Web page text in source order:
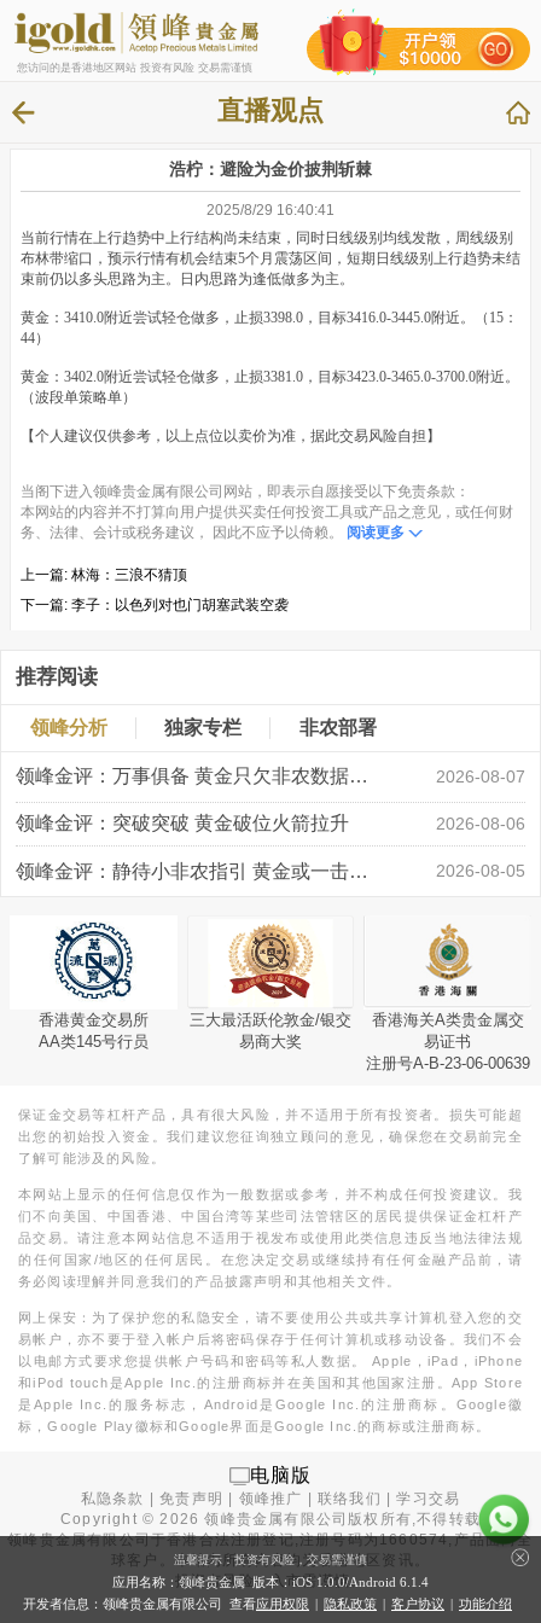
您访问的是香港地区网站 投资有风险 交易需谨慎
直播观点
浩柠：避险为金价披荆斩棘
2025/8/29 16:40:41
当前行情在上行趋势中上行结构尚未结束，同时日线级别均线发散，周线级别
布林带缩口，预示行情有机会结束5个月震荡区间，短期日线级别上行趋势未结
束前仍以多头思路为主。日内思路为逢低做多为主。
黄金：3410.0附近尝试轻仓做多，止损3398.0，目标3416.0-3445.0附近。（15：
44）
黄金：3402.0附近尝试轻仓做多，止损3381.0，目标3423.0-3465.0-3700.0附近。
（波段单策略单）
【个人建议仅供参考，以上点位以卖价为准，据此交易风险自担】
当阁下进入领峰贵金属有限公司网站，即表示自愿接受以下免责条款：
本网站的内容并不打算向用户提供买卖任何投资工具或产品之意见，或任何财
务、法律、会计或税务建议， 因此不应予以倚赖。
阅读更多
上一篇: 林海：三浪不猜顶
下一篇: 李子：以色列对也门胡塞武装空袭
推荐阅读
领峰分析 独家专栏 非农部署
领峰金评：万事俱备 黄金只欠非农数据“东风” 2026-08-07
领峰金评：突破突破 黄金破位火箭拉升 2026-08-06
领峰金评：静待小非农指引 黄金或一击破局 2026-08-05
香港黄金交易所
AA类145号行员
三大最活跃伦敦金/银交
易商大奖
香港海关A类贵金属交
易证书
注册号A-B-23-06-00639
保证金交易等杠杆产品，具有很大风险，并不适用于所有投资者。损失可能超
出您的初始投入资金。我们建议您征询独立顾问的意见，确保您在交易前完全
了解可能涉及的风险。
本网站上显示的任何信息仅作为一般数据或参考，并不构成任何投资建议。我
们不向美国、中国香港、中国台湾等某些司法管辖区的居民提供保证金杠杆产
品交易。请注意本网站信息不适用于视发布或使用此类信息违反当地法律法规
的任何国家/地区的任何居民。在您决定交易或继续持有任何金融产品前，请
务必阅读理解并同意我们的产品披露声明和其他相关文件。
网上保安：为了保护您的私隐安全，请不要使用公共或共享计算机登入您的交
易帐户，亦不要于登入帐户后将密码保存于任何计算机或移动设备。我们不会
以电邮方式要求您提供帐户号码和密码等私人数据。 Apple，iPad，iPhone
和iPod touch是Apple Inc.的注册商标并在美国和其他国家注册。App Store
是Apple Inc.的服务标志，Android是Google Inc.的注册商标。Google徽
标，Google Play徽标和Google界面是Google Inc.的商标或注册商标。
电脑版
私隐条款 |免责声明 领峰推广 |联络我们 |学习交易
Copyright ©2026 领峰贵金属有限公司版权所有,不得转载
领峰贵金属有限公司于香港合法注册登记,注册号码为1660574,产品面向全
球客户。本站内所有内容均为香港地区资讯。
投资有风险，入市需谨慎。
温馨提示：投资有风险，交易需谨慎
应用名称：领峰贵金属 版本：iOS 1.0.0/Android 6.1.4
开发者信息：领峰贵金属有限公司 查看应用权限 | 隐私政策 | 客户协议 | 功能介绍